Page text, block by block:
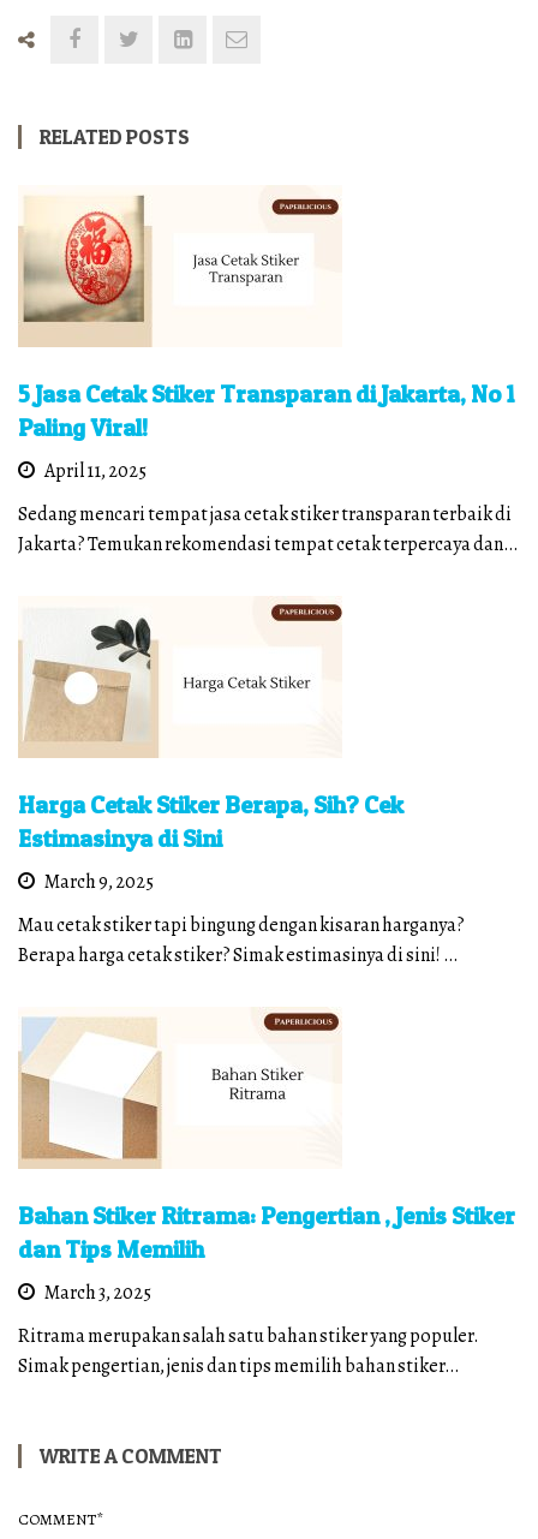
RELATED POSTS
5 Jasa Cetak Stiker Transparan di Jakarta, No 1
Paling Viral!
April 11, 2025
Sedang mencari tempat jasa cetak stiker transparan terbaik di
Jakarta? Temukan rekomendasi tempat cetak terpercaya dan…
Harga Cetak Stiker Berapa, Sih? Cek
Estimasinya di Sini
March 9, 2025
Mau cetak stiker tapi bingung dengan kisaran harganya?
Berapa harga cetak stiker? Simak estimasinya di sini! …
Bahan Stiker Ritrama: Pengertian , Jenis Stiker
dan Tips Memilih
March 3, 2025
Ritrama merupakan salah satu bahan stiker yang populer.
Simak pengertian, jenis dan tips memilih bahan stiker…
WRITE A COMMENT
COMMENT*